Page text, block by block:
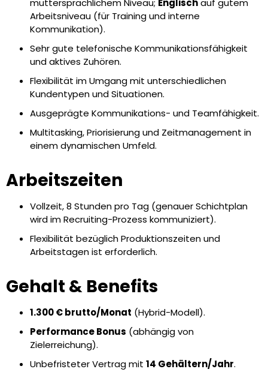
muttersprachlichem Niveau; Englischauf gutem
Arbeitsniveau (für Training und interne
Kommunikation).
Sehr gute telefonische Kommunikationsfähigkeit
und aktives Zuhören.
Flexibilität im Umgang mit unterschiedlichen
Kundentypen und Situationen.
Ausgeprägte Kommunikations- und Teamfähigkeit.
Multitasking, Priorisierung und Zeitmanagement in
einem dynamischen Umfeld.
Arbeitszeiten
Vollzeit, 8 Stunden pro Tag (genauer Schichtplan
wird im Recruiting-Prozess kommuniziert).
Flexibilität bezüglich Produktionszeiten und
Arbeitstagen ist erforderlich.
Gehalt & Benefits
1.300 € brutto/Monat (Hybrid-Modell).
Performance Bonus (abhängig von
Zielerreichung).
Unbefristeter Vertrag mit 14 Gehältern/Jahr.